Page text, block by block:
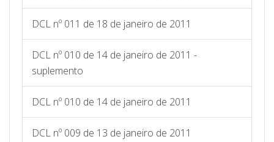
DCL nº 011 de 18 de janeiro de 2011
DCL nº 010 de 14 de janeiro de 2011 -
suplemento
DCL nº 010 de 14 de janeiro de 2011
DCL nº 009 de 13 de janeiro de 2011